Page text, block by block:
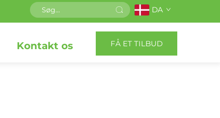
DA
Kontakt os FÅ ET TILBUD